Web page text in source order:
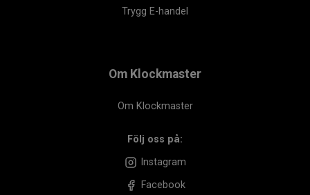
Trygg E-handel
Om Klockmaster
Om Klockmaster
Följ oss på:
Instagram
Facebook